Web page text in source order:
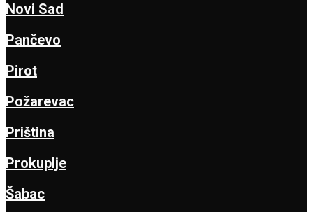
Novi Sad
Pančevo
Pirot
Požarevac
Priština
Prokuplje
Šabac